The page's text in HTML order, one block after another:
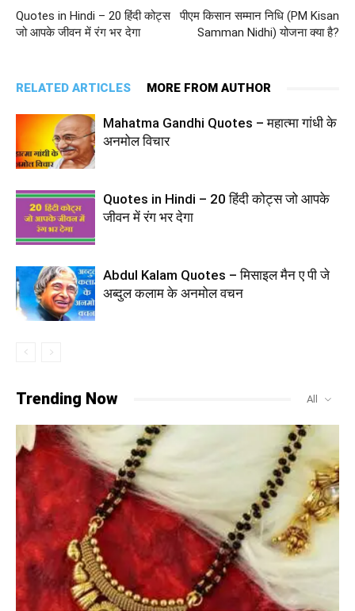
Quotes in Hindi – 20 हिंदी कोट्स
जो आपके जीवन में रंग भर देगा
पीएम किसान सम्मान निधि (PM Kisan
Samman Nidhi) योजना क्या है?
RELATED ARTICLES MORE FROM AUTHOR
Mahatma Gandhi Quotes – महात्मा गांधी के
अनमोल विचार
Quotes in Hindi – 20 हिंदी कोट्स जो आपके
जीवन में रंग भर देगा
Abdul Kalam Quotes – मिसाइल मैन ए पी जे
अब्दुल कलाम के अनमोल वचन
Trending Now All